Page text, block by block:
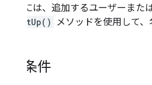
加するには、追加するユーザーまた
setUp() メソッドを使用して
前提条件